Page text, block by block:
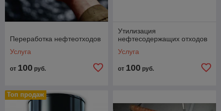
Переработка нефтеотходов
Услуга
от 100 руб.
Утилизация
нефтесодержащих отходов
Услуга
от 100 руб.
Топ продаж